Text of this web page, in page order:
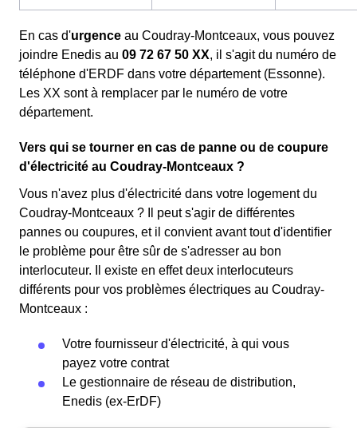
En cas d'urgence au Coudray-Montceaux, vous pouvez
joindre Enedis au 09 72 67 50 XX, il s'agit du numéro de
téléphone d'ERDF dans votre département (Essonne).
Les XX sont à remplacer par le numéro de votre
département.
Vers qui se tourner en cas de panne ou de coupure
d'électricité au Coudray-Montceaux ?
Vous n'avez plus d'électricité dans votre logement du
Coudray-Montceaux ? Il peut s'agir de différentes
pannes ou coupures, et il convient avant tout d'identifier
le problème pour être sûr de s'adresser au bon
interlocuteur. Il existe en effet deux interlocuteurs
différents pour vos problèmes électriques au Coudray-
Montceaux :
Votre fournisseur d'électricité, à qui vous
payez votre contrat
Le gestionnaire de réseau de distribution,
Enedis (ex-ErDF)